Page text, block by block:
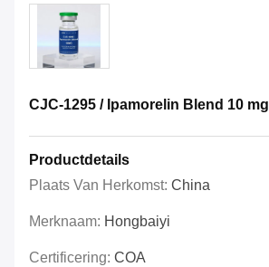
CJC-1295 / Ipamorelin Blend 10 mg
Productdetails
Plaats Van Herkomst: China
Merknaam: Hongbaiyi
Certificering: COA